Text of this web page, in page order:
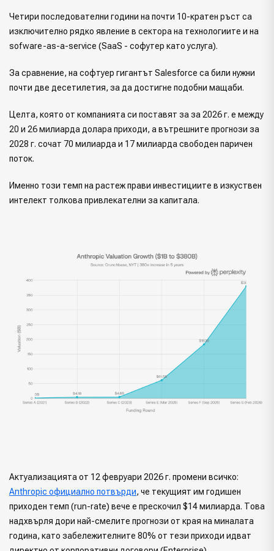
Четири последователни години на почти 10-кратен ръст са
изключително рядко явление в сектора на технологиите и на
sofware-as-a-service (SaaS - софутер като услуга).
За сравнение, на софтуер гигантът Salesforce са били нужни
почти две десетилетия, за да достигне подобни мащаби.
Целта, която от компанията си поставят за за 2026 г. е между
20 и 26 милиарда долара приходи, а вътрешните прогнози за
2028 г. сочат 70 милиарда и 17 милиарда свободен паричен
поток.
Именно този темп на растеж прави инвестициите в изкуствен
интелект толкова привлекателни за капитала.
Актуализацията от 12 февруари 2026 г. промени всичко:
Anthropic официално потвърди, че текущият им годишен
приходен темп (run-rate) вече е прескочил $14 милиарда. Това
надхвърля дори най-смелите прогнози от края на миналата
година, като забележителните 80% от тези приходи идват